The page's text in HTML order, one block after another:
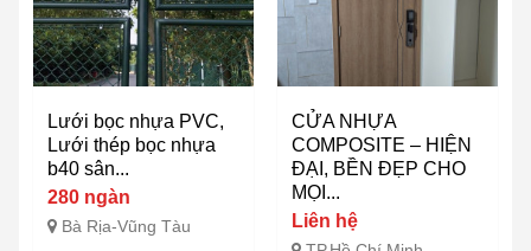
Lưới bọc nhựa PVC,
Lưới thép bọc nhựa
b40 sân...
280 ngàn
Bà Rịa-Vũng Tàu
CỬA NHỰA
COMPOSITE – HIỆN
ĐẠI, BỀN ĐẸP CHO
MỌI...
Liên hệ